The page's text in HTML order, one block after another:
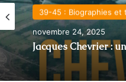
39-45 : Biographies et
novembre 24, 2025
Jacques Chevrier :